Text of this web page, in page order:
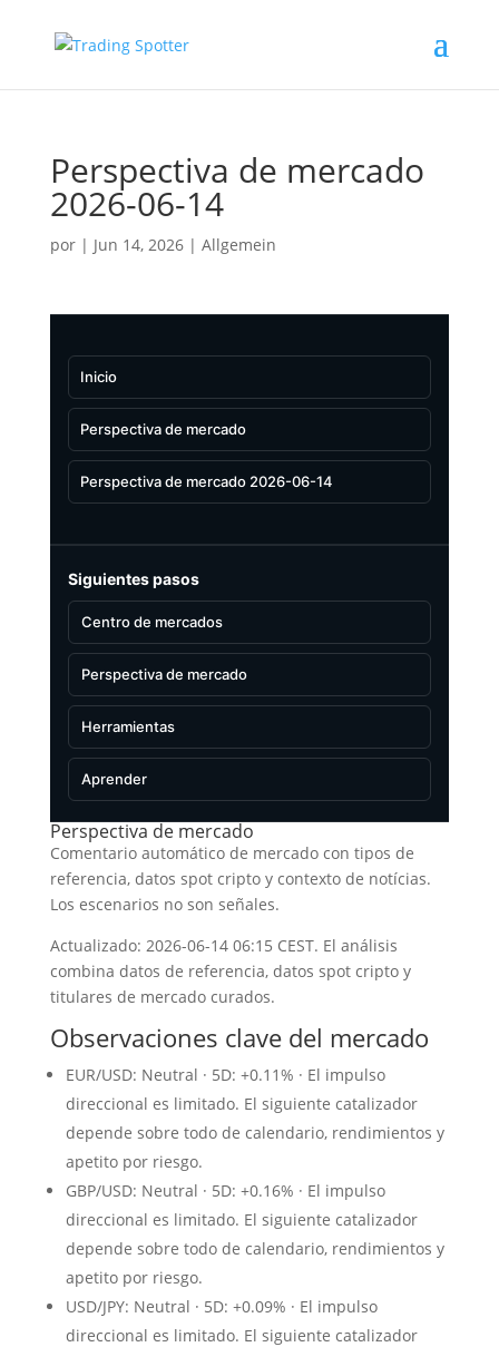
Perspectiva de mercado
2026-06-14
por | Jun 14, 2026| Allgemein
Inicio
Perspectiva de mercado
Perspectiva de mercado 2026-06-14
Siguientes pasos
Centro de mercados
Perspectiva de mercado
Herramientas
Aprender
Perspectiva de mercado
Comentario automático de mercado con tipos de
referencia, datos spot cripto y contexto de notícias.
Los escenarios no son señales.
Actualizado: 2026-06-14 06:15 CEST. El análisis
combina datos de referencia, datos spot cripto y
titulares de mercado curados.
Observaciones clave del mercado
EUR/USD: Neutral · 5D: +0.11% · El impulso
direccional es limitado. El siguiente catalizador
depende sobre todo de calendario, rendimientos y
apetito por riesgo.
GBP/USD: Neutral · 5D: +0.16% · El impulso
direccional es limitado. El siguiente catalizador
depende sobre todo de calendario, rendimientos y
apetito por riesgo.
USD/JPY: Neutral · 5D: +0.09% · El impulso
direccional es limitado. El siguiente catalizador